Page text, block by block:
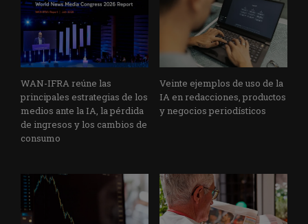
WAN-IFRA reúne las
principales estrategias de los
medios ante la IA, la pérdida
de ingresos y los cambios de
consumo
Veinte ejemplos de uso de la
IA en redacciones, productos
y negocios periodísticos